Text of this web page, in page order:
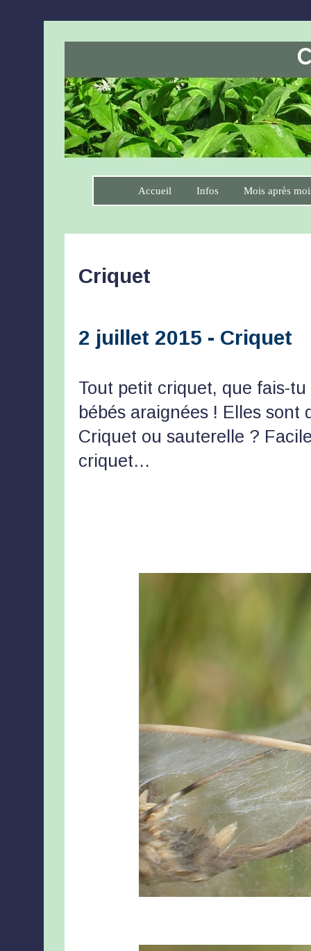
Accueil Infos Mois après
Criquet
2 juillet 2015 - Criquet
Tout petit criquet, que fais-
bébés araignées ! Elles
Criquet ou sauterelle ?
criquet…